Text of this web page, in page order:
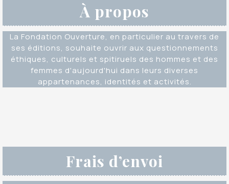
À propos
La Fondation Ouverture, en particulier au travers de
ses éditions, souhaite ouvrir aux questionnements
éthiques, culturels et spitiruels des hommes et des
femmes d'aujourd'hui dans leurs diverses
appartenances, identités et activités.
Frais d’envoi